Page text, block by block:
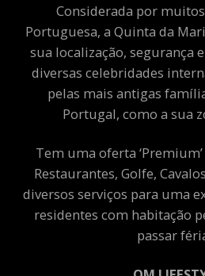
Considerada por
Portuguesa, a Quinta da
sua localização, segurança
diversas celebridades
pelas mais antigas
Portugal, como a sua
Tem uma oferta
Restaurantes, Golfe,
diversos serviços para uma
residentes com habitação
passar